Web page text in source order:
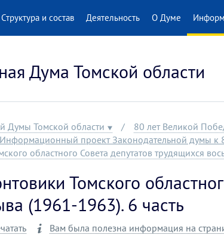
Структура и состав Деятельность О Думе
Дума Томской области
Думы Томской области
80 лет Великой
проект Законодательной думы
областного Совета депутатов трудящихся
Томского
(1961-1963). 6 часть
Вам была полезна информация на